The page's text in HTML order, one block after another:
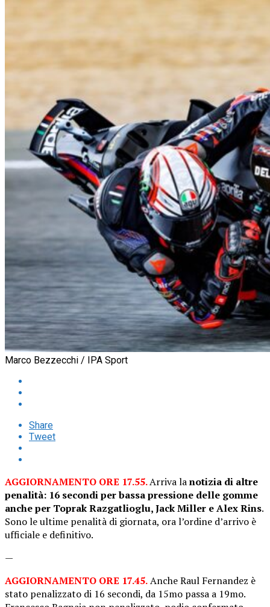
Marco Bezzecchi / IPA Sport
Share
Tweet
AGGIORNAMENTO ORE 17.55.Arriva lanotizia di altre
penalità: 16 secondi per bassa pressione delle gomme
anche per Toprak Razgatlioglu, Jack Miller e Alex Rins.
Sono le ultime penalità di giornata, ora l’ordine d’arrivo è
ufficiale e definitivo.
—
AGGIORNAMENTO ORE 17.45.Anche Raul Fernandez è
stato penalizzato di 16 secondi, da 15mo passa a 19mo.